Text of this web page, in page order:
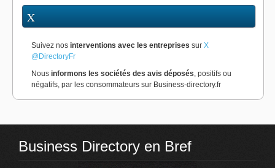
X
Suivez nos interventions avec les entreprises sur X
@DirectoryFr
Nous informons les sociétés des avis déposés, positifs ou
négatifs, par les consommateurs sur Business-directory.fr
Business Directory en Bref